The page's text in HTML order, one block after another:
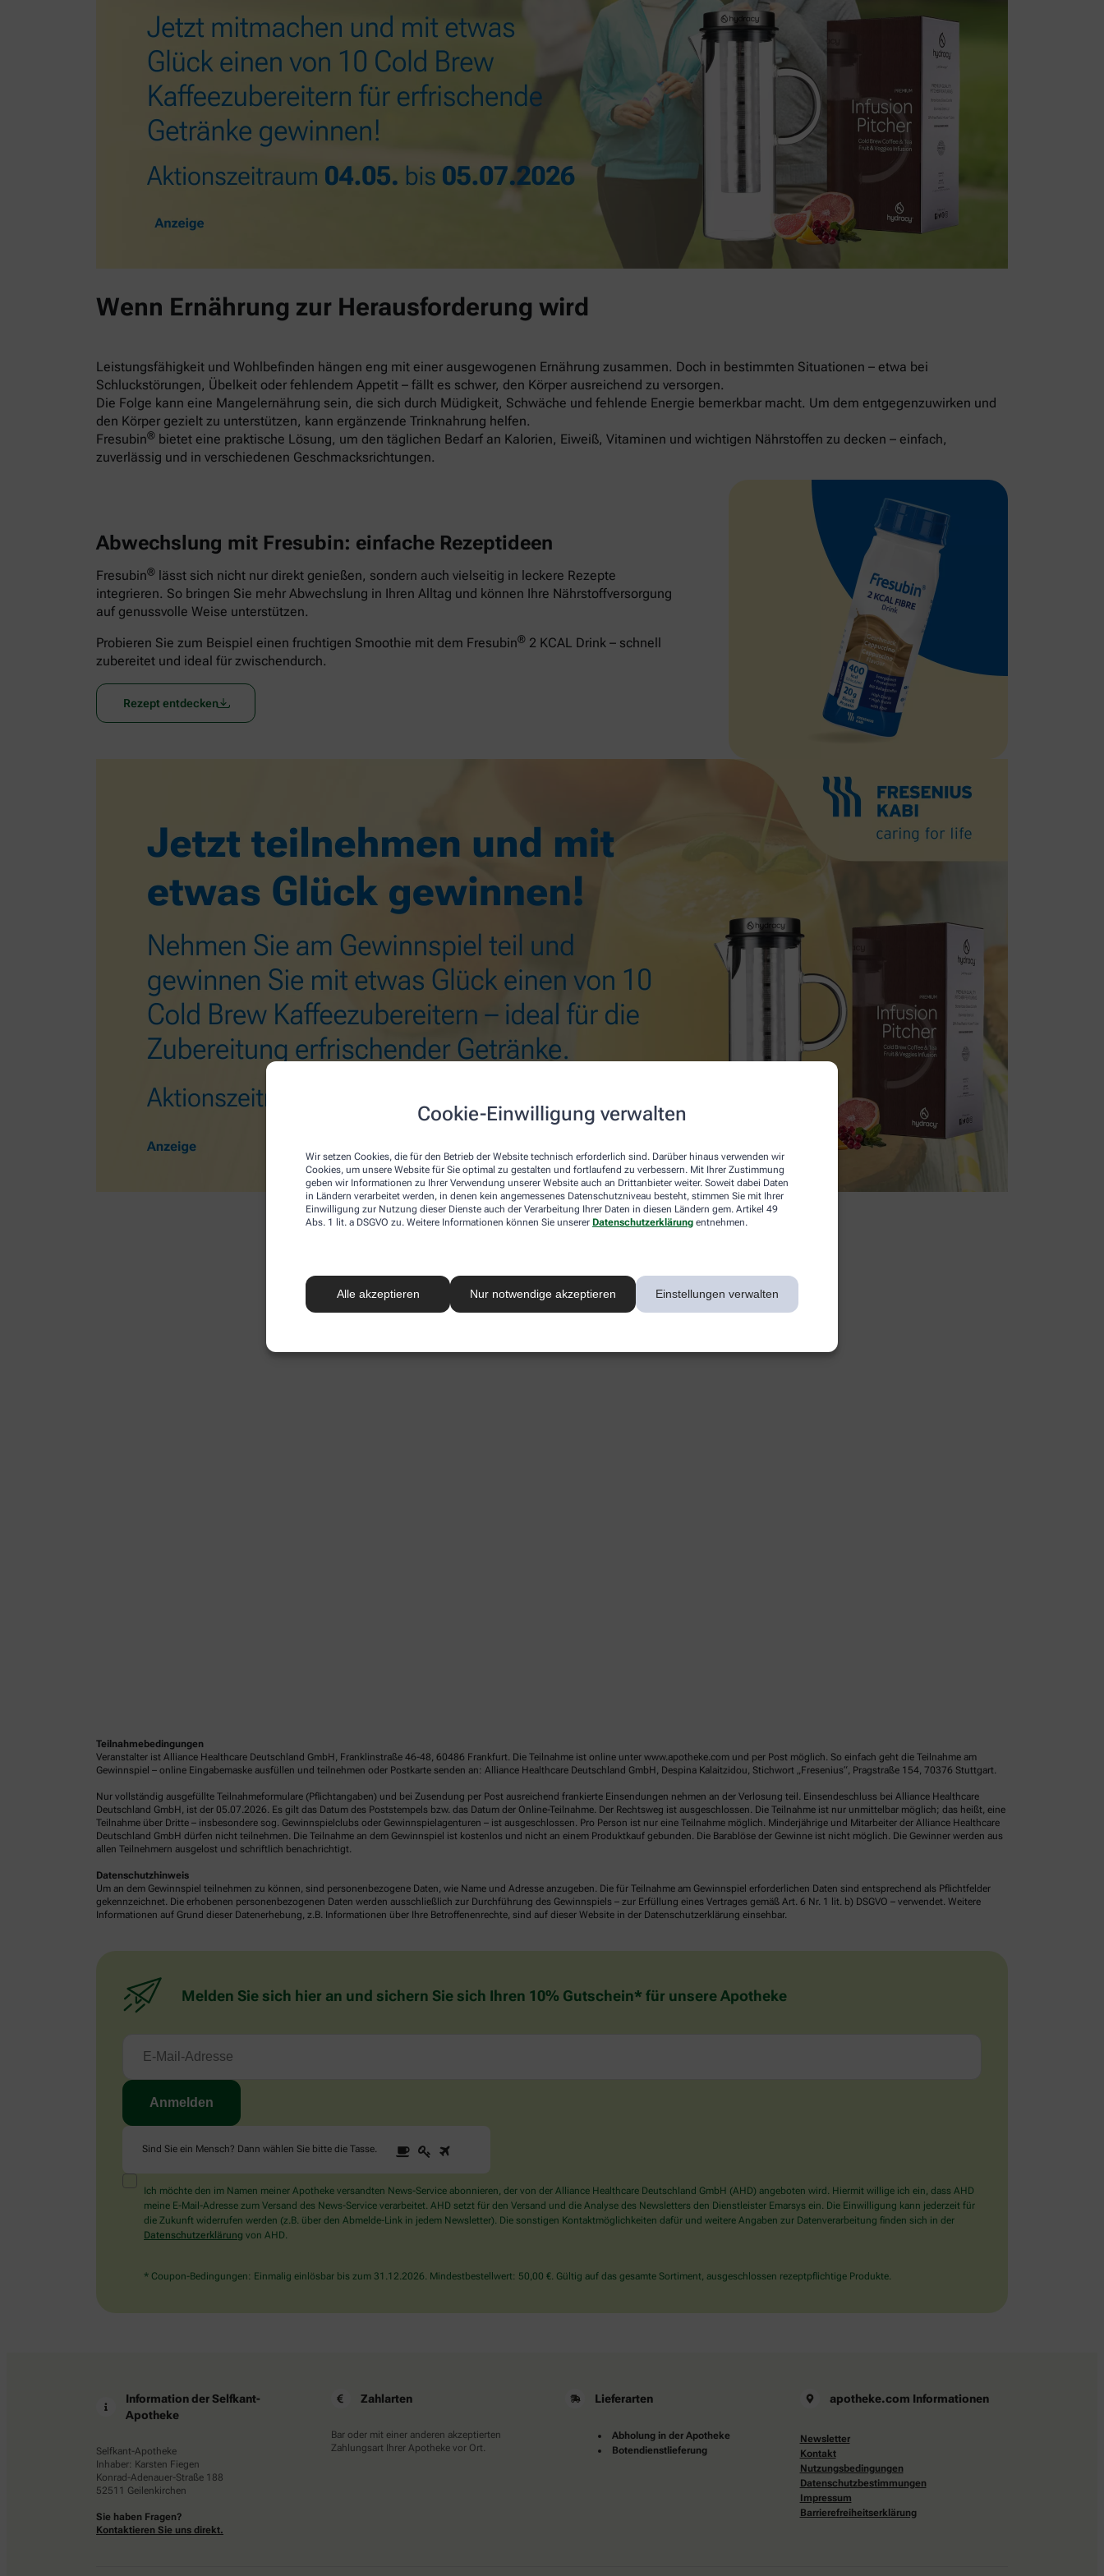
Cookie-Einwilligung verwalten
Wir setzen Cookies, die für den Betrieb der Website technisch erforderlich sind. Darüber hinaus verwenden wir
Cookies, um unsere Website für Sie optimal zu gestalten und fortlaufend zu verbessern. Mit Ihrer Zustimmung
geben wir Informationen zu Ihrer Verwendung unserer Website auch an Drittanbieter weiter. Soweit dabei Daten
in Ländern verarbeitet werden, in denen kein angemessenes Datenschutzniveau besteht, stimmen Sie mit Ihrer
Einwilligung zur Nutzung dieser Dienste auch der Verarbeitung Ihrer Daten in diesen Ländern gem. Artikel 49
Abs. 1 lit. a DSGVO zu. Weitere Informationen können Sie unserer Datenschutzerklärung entnehmen.
Alle akzeptieren Nur notwendige akzeptieren Einstellungen verwalten
Wenn Ernährung zur Herausforderung wird
Leistungsfähigkeit und Wohlbefinden hängen eng mit einer ausgewogenen Ernährung zusammen. Doch in bestimmten Situationen – etwa bei
Schluckstörungen, Übelkeit oder fehlendem Appetit – fällt es schwer, den Körper ausreichend zu versorgen.
Die Folge kann eine Mangelernährung sein, die sich durch Müdigkeit, Schwäche und fehlende Energie bemerkbar macht. Um dem entgegenzuwirken und
den Körper gezielt zu unterstützen, kann ergänzende Trinknahrung helfen.
Fresubin® bietet eine praktische Lösung, um den täglichen Bedarf an Kalorien, Eiweiß, Vitaminen und wichtigen Nährstoffen zu decken – einfach,
zuverlässig und in verschiedenen Geschmacksrichtungen.
Abwechslung mit Fresubin: einfache Rezeptideen
Fresubin® lässt sich nicht nur direkt genießen, sondern auch vielseitig in leckere Rezepte
integrieren. So bringen Sie mehr Abwechslung in Ihren Alltag und können Ihre Nährstoffversorgung
auf genussvolle Weise unterstützen.
Probieren Sie zum Beispiel einen fruchtigen Smoothie mit dem Fresubin® 2 KCAL Drink – schnell
zubereitet und ideal für zwischendurch.
Rezept entdecken
Teilnahmebedingungen
Veranstalter ist Alliance Healthcare Deutschland GmbH, Franklinstraße 46-48, 60486 Frankfurt. Die Teilnahme ist online unter www.apotheke.com und per Post möglich. So einfach geht die Teilnahme am
Gewinnspiel – online Eingabemaske ausfüllen und teilnehmen oder Postkarte senden an: Alliance Healthcare Deutschland GmbH, Despina Kalaitzidou, Stichwort „Fresenius“, Pragstraße 154, 70376 Stuttgart.
Nur vollständig ausgefüllte Teilnahmeformulare (Pflichtangaben) und bei Zusendung per Post ausreichend frankierte Einsendungen nehmen an der Verlosung teil. Einsendeschluss bei Alliance Healthcare
Deutschland GmbH, ist der 05.07.2026. Es gilt das Datum des Poststempels bzw. das Datum der Online-Teilnahme. Der Rechtsweg ist ausgeschlossen. Die Teilnahme ist nur unmittelbar möglich; das heißt, eine
Teilnahme über Dritte – insbesondere sog. Gewinnspielclubs oder Gewinnspielagenturen – ist ausgeschlossen. Pro Person ist nur eine Teilnahme möglich. Minderjährige und Mitarbeiter der Alliance Healthcare
Deutschland GmbH dürfen nicht teilnehmen. Die Teilnahme an dem Gewinnspiel ist kostenlos und nicht an einem Produktkauf gebunden. Die Barablöse der Gewinne ist nicht möglich. Die Gewinner werden aus
allen Teilnehmern ausgelost und schriftlich benachrichtigt.
Datenschutzhinweis
Um an dem Gewinnspiel teilnehmen zu können, sind personenbezogene Daten, wie Name und Adresse anzugeben. Die für Teilnahme am Gewinnspiel erforderlichen Daten sind entsprechend als Pflichtfelder
gekennzeichnet. Die erhobenen personenbezogenen Daten werden ausschließlich zur Durchführung des Gewinnspiels – zur Erfüllung eines Vertrages gemäß Art. 6 Nr. 1 lit. b) DSGVO – verwendet. Weitere
Informationen auf Grund dieser Datenerhebung, z.B. Informationen über Ihre Betroffenenrechte, sind auf dieser Website in der Datenschutzerklärung einsehbar.
Melden Sie sich hier an und sichern Sie sich Ihren 10% Gutschein* für unsere Apotheke
Sind Sie ein Mensch? Dann wählen Sie bitte die Tasse.
Sind
Sie
Mensch?
Dann
wählen
Tasse.
1 2
Ich möchte den im Namen meiner Apotheke versandten News-Service abonnieren, der von der Alliance Healthcare Deutschland GmbH (AHD) angeboten wird. Hiermit willige ich ein, dass AHD
meine E-Mail-Adresse zum Versand des News-Service verarbeitet. AHD setzt für den Versand und die Analyse des Newsletters den Dienstleister Emarsys ein. Die Einwilligung kann jederzeit für
die Zukunft widerrufen werden (z.B. über den Abmelde-Link in jedem Newsletter). Die sonstigen Kontaktmöglichkeiten dafür und weitere Angaben zur Datenverarbeitung finden sich in der
Datenschutzerklärung von AHD.
* Coupon-Bedingungen: Einmalig einlösbar bis zum 31.12.2026. Mindestbestellwert: 50,00 €. Gültig auf das gesamte Sortiment, ausgeschlossen rezeptpflichtige Produkte.
Information der Selfkant-
Apotheke
Selfkant-Apotheke
Inhaber: Karsten Fiegen
Konrad-Adenauer-Straße 188
52511 Geilenkirchen
Sie haben Fragen?
Kontaktieren Sie uns direkt.
Zahlarten
Bar oder mit einer anderen akzeptierten
Zahlungsart Ihrer Apotheke vor Ort.
Lieferarten
Abholung in der Apotheke
Botendienstlieferung
apotheke.com Informationen
Newsletter
Kontakt
Nutzungsbedingungen
Datenschutzbestimmungen
Impressum
Barrierefreiheitserklärung